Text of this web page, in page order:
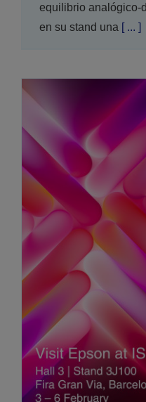
equilibrio analógico-
en su stand una [ ... ]